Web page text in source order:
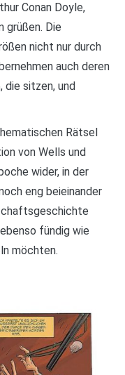
Conan Doyle,
grüßen. Die
nicht nur durch
auch deren
sitzen, und
Rätsel
von Wells und
wider, in der
eng beieinander
fündig wie
möchten.